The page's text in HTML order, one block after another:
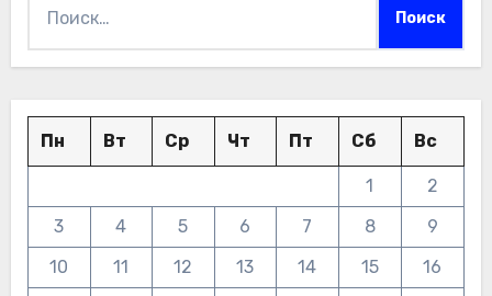
Пн Вт Ср Чт Пт Сб Вс
1
2
3
4 5 6 7 8
9
10
11 12 13 14 15
16